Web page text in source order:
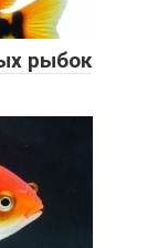
рыбок